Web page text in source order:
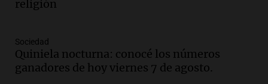
de un docente
Audio. Aumento de tarifas de luz en San
Luis a partir de agosto por nueva
regulación de la energía
religión
Sociedad
Quiniela nocturna: conocé los números
ganadores de hoy viernes 7 de agosto.